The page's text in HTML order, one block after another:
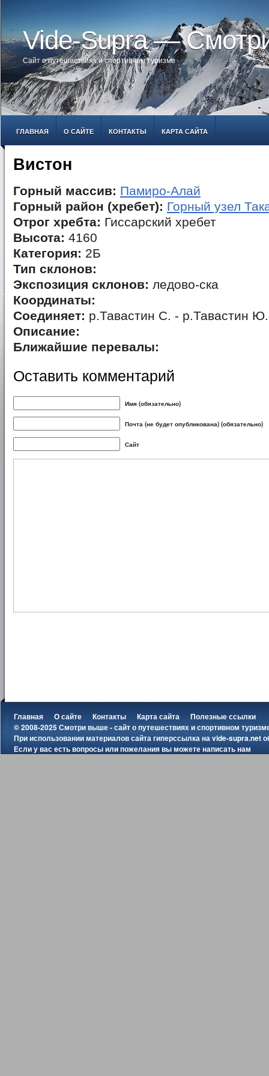
Vide-Supra —
Сайт о путешествиях и спортивном туризме
ГЛАВНАЯ О САЙТЕ КОНТАКТЫ КАРТА САЙТА
Вистон
Горный массив: Памиро-Алай
Горный район (хребет): Горный узел
Отрог хребта: Гиссарский хребет
Высота: 4160
Категория: 2Б
Тип склонов:
Экспозиция склонов: ледово-ска
Координаты:
Соединяет: р.Тавастин С. - р.Тавастин Ю.
Описание:
Ближайшие перевалы:
Оставить комментарий
Имя (обязательно)
Почта (не будет опубликована) (обязательно)
Сайт
Главная О сайте Контакты Карта сайта
Полезные ссылки
© 2008-2025 Смотри выше - сайт о путешествиях и спортивном
При использовании материалов сайта гиперссылка наvide-supra.net
Если у вас есть вопросы или пожелания вы можетенаписать нам